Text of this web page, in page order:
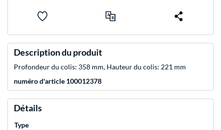
Description du produit
Profondeur du colis: 358 mm, Hauteur du colis: 221 mm
numéro d'article 100012378
Détails
Type